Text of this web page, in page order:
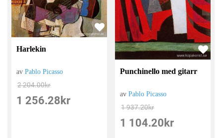
Harlekin
avPablo Picasso
2 204.00kr
1 256.28 kr
Punchinello med gitarr
avPablo Picasso
1 937.20kr
1 104.20 kr